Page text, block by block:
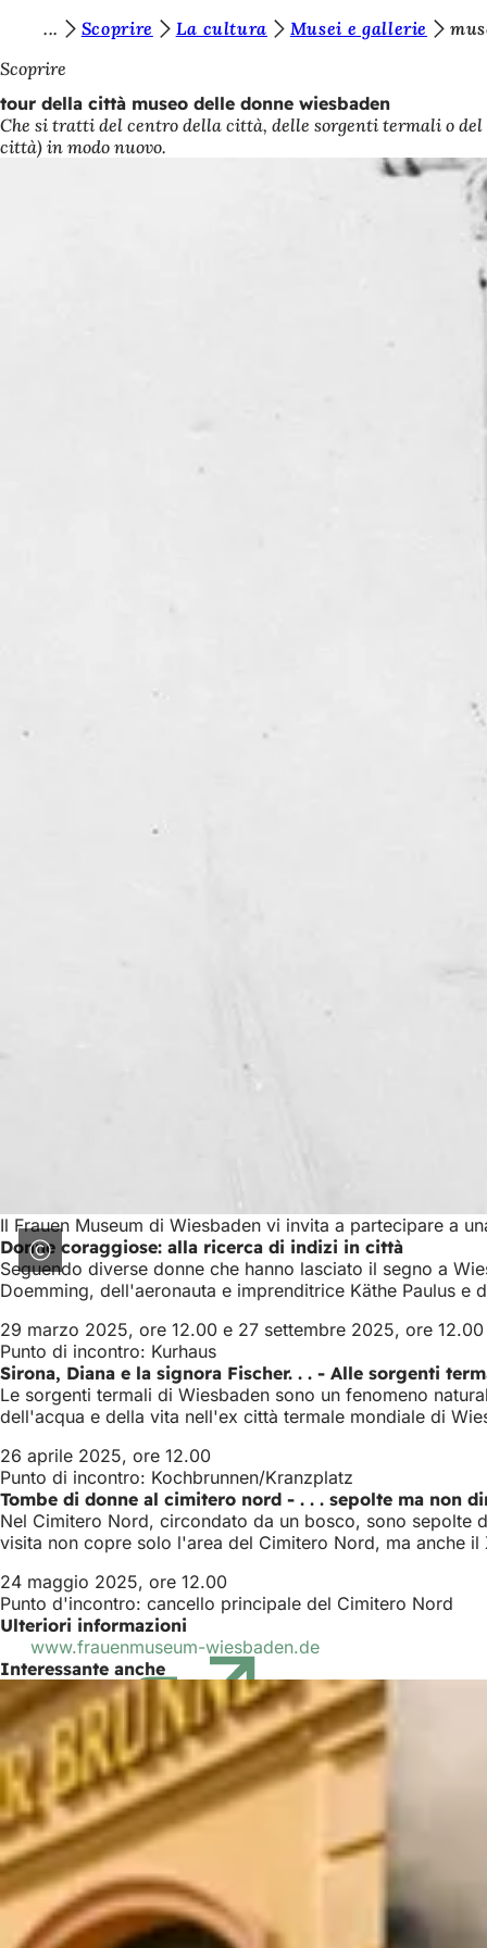
Vai al contenuto
i
e
t
Scoprire La cultura Musei e gallerie
Scoprire
tour della città museo delle donne wiesbaden
Che si tratti del centro della città, delle sorgenti termali o
città) in modo nuovo.
Il Frauen Museum di Wiesbaden vi invita a partecipare a
Donne coraggiose: alla ricerca di indizi in città
Seguendo diverse donne che hanno lasciato il segno a
Doemming, dell'aeronauta e imprenditrice Käthe Paulus e
29 marzo 2025, ore 12.00 e 27 settembre 2025, ore 12.00
Punto di incontro: Kurhaus
Sirona, Diana e la signora Fischer. . . - Alle sorgenti
Le sorgenti termali di Wiesbaden sono un fenomeno
dell'acqua e della vita nell'ex città termale mondiale di
26 aprile 2025, ore 12.00
Punto di incontro: Kochbrunnen/Kranzplatz
Tombe di donne al cimitero nord - . . . sepolte ma non
Nel Cimitero Nord, circondato da un bosco, sono sepolte
visita non copre solo l'area del Cimitero Nord, ma anche
24 maggio 2025, ore 12.00
Punto d'incontro: cancello principale del Cimitero Nord
Ulteriori informazioni
www.frauenmuseum-wiesbaden.de
in
una
nuova
scheda)
Interessante anche